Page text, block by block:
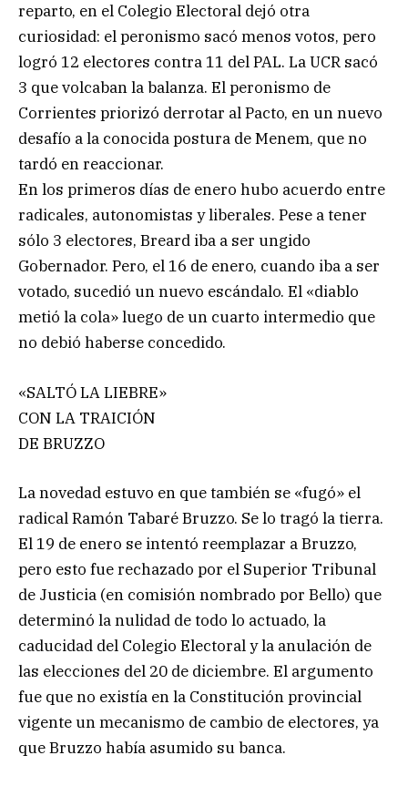
reparto, en el Colegio Electoral dejó otra
curiosidad: el peronismo sacó menos votos, pero
logró 12 electores contra 11 del PAL. La UCR sacó
3 que volcaban la balanza. El peronismo de
Corrientes priorizó derrotar al Pacto, en un nuevo
desafío a la conocida postura de Menem, que no
tardó en reaccionar.
En los primeros días de enero hubo acuerdo entre
radicales, autonomistas y liberales. Pese a tener
sólo 3 electores, Breard iba a ser ungido
Gobernador. Pero, el 16 de enero, cuando iba a ser
votado, sucedió un nuevo escándalo. El «diablo
metió la cola» luego de un cuarto intermedio que
no debió haberse concedido.
«SALTÓ LA LIEBRE»
CON LA TRAICIÓN
DE BRUZZO
La novedad estuvo en que también se «fugó» el
radical Ramón Tabaré Bruzzo. Se lo tragó la tierra.
El 19 de enero se intentó reemplazar a Bruzzo,
pero esto fue rechazado por el Superior Tribunal
de Justicia (en comisión nombrado por Bello) que
determinó la nulidad de todo lo actuado, la
caducidad del Colegio Electoral y la anulación de
las elecciones del 20 de diciembre. El argumento
fue que no existía en la Constitución provincial
vigente un mecanismo de cambio de electores, ya
que Bruzzo había asumido su banca.